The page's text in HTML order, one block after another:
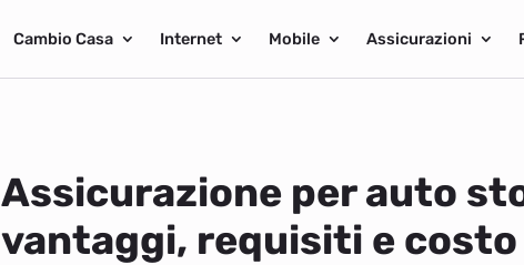
Cambio Casa Internet Mobile Assicurazioni
Assicurazione per auto
vantaggi, requisiti e costo